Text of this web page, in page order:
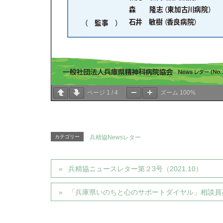
ページ 1 / 4 ズーム 100%
カテゴリー 兵精協Newsレター
兵精協ニュースレター第２3号（2021.10）
「兵庫県いのちと心のサポートダイヤル」相談